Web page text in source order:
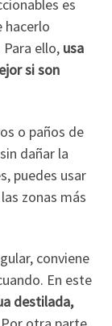
es
hacerlo
ello, usa
si son
o paños de
dañar la
puedes usar
zonas más
conviene
En este
destilada,